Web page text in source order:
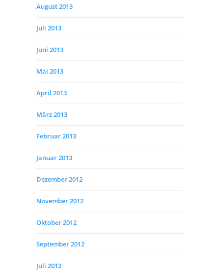
August 2013
Juli 2013
Juni 2013
Mai 2013
April 2013
März 2013
Februar 2013
Januar 2013
Dezember 2012
November 2012
Oktober 2012
September 2012
Juli 2012